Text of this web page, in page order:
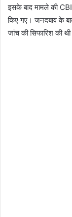
इसके बाद मामले की
किए गए। जनदबाव के
जांच की सिफारिश की